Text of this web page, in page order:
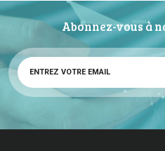
Abonnez-vous à